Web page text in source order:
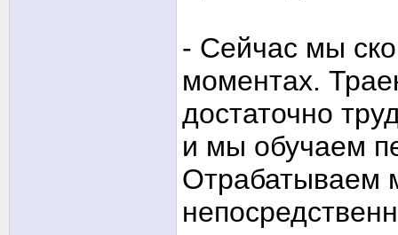
- Сейчас мы
моментах.
достаточно
и мы обучаем
Отрабатываем